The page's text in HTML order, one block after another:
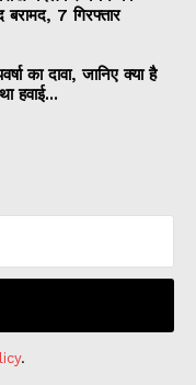
7 गिरफ्तार
का दावा, जानिए क्या है
हवाई...
.